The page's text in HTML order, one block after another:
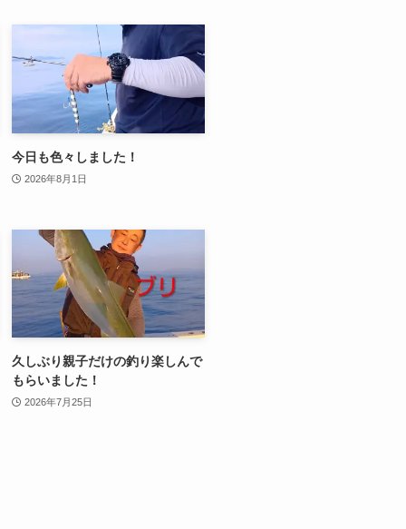
今日も色々しました！
2026年8月1日
久しぶり親子だけの釣り楽しんで
もらいました！
2026年7月25日